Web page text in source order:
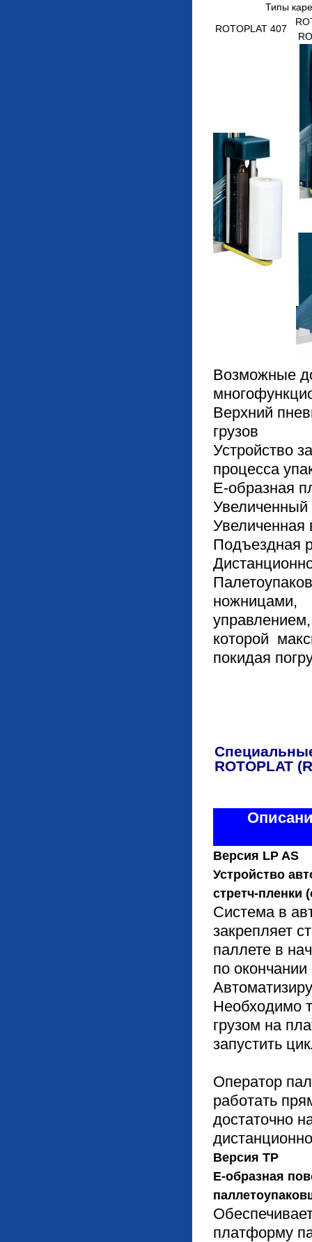
Типы
ROTOPLAT 407
Возможные
Верхний
грузов
Устройство
процесса
Е-образная
Увеличенная
Подъездная
которой
покидая
ROTOPLAT
Версия LP AS
Устройство
стретч-пленки
Система в
закрепляет
паллете в
по
Необходимо
грузом на
запустить
Оператор
работать
достаточно
Версия TP
Е-образная
платформу